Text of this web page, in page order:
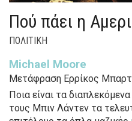
Πού πάει η
ΠΟΛΙΤΙΚΗ
Μichael Moore
Μετάφραση Ερρίκος
Ποια είναι τα
τους Μπιν Λάντεν τα